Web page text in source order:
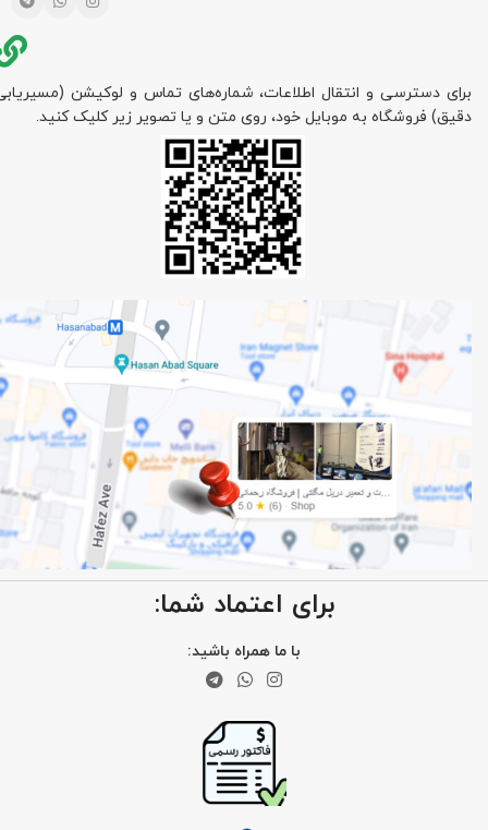
برای دسترسی و انتقال اطلاعات، شماره‌های تماس و لوکیشن
دقیق) فروشگاه به موبایل خود، روی متن و یا تصویر زیر کلیک کنید.
برای اعتماد شما:
با ما همراه باشید: